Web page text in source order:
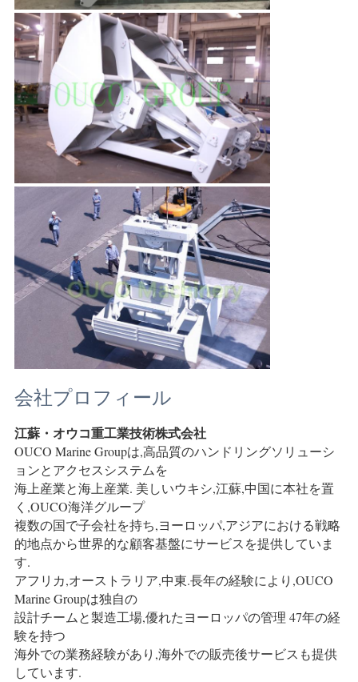
図
プ
ラ
イ
バ
ポ
リ
会社プロフィール
江蘇・オウコ重工業技術株式会社
OUCO Marine Groupは,高品質のハンドリングソリューシ
ョンとアクセスシステムを
海上産業と海上産業. 美しいウキシ,江蘇,中国に本社を置
く,OUCO海洋グループ
複数の国で子会社を持ち,ヨーロッパ,アジアにおける戦略
的地点から世界的な顧客基盤にサービスを提供していま
す.
アフリカ,オーストラリア,中東.長年の経験により,OUCO
Marine Groupは独自の
設計チームと製造工場,優れたヨーロッパの管理 47年の経
験を持つ
海外での業務経験があり,海外での販売後サービスも提供
しています.